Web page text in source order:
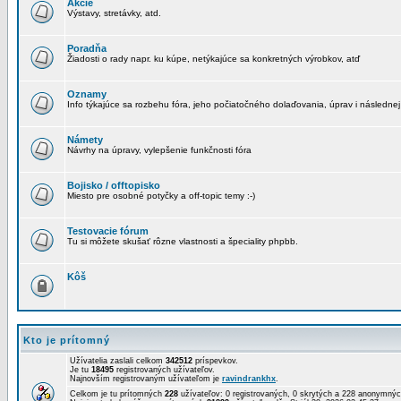
Akcie
Výstavy, stretávky, atd.
Poradňa
Žiadosti o rady napr. ku kúpe, netýkajúce sa konkretných výrobkov, atď
Oznamy
Info týkajúce sa rozbehu fóra, jeho počiatočného dolaďovania, úprav i následnej
Námety
Návrhy na úpravy, vylepšenie funkčnosti fóra
Bojisko / offtopisko
Miesto pre osobné potyčky a off-topic temy :-)
Testovacie fórum
Tu si môžete skušať rôzne vlastnosti a špeciality phpbb.
Kôš
Kto je prítomný
Užívatelia zaslali celkom 342512 príspevkov.
Je tu 18495 registrovaných užívateľov.
Najnovším registrovaným užívateľom je ravindrankhx.
Celkom je tu prítomných 228 užívateľov: 0 registrovaných, 0 skrytých a 228